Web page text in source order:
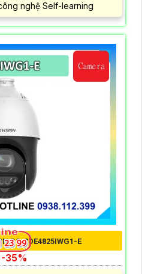
nghệ Self-learning
DS-2DE4825IWG1-E
35%